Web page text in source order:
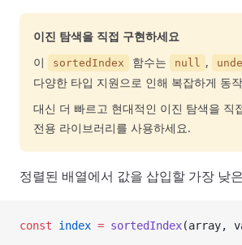
이진 탐색을 직접 구현하세요
이
sortedIndex 함수는 null ,
다양한 타입 지원으로 인해 복잡하게 동
대신 더 빠르고 현대적인 이진 탐색을 직
전용 라이브러리를 사용하세요.
정렬된 배열에서 값을 삽입할 가장 낮
const index = sortedIndex(array,